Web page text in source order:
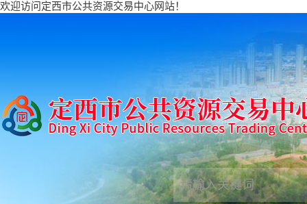
欢迎访问定西市公共资源交易中心网站！